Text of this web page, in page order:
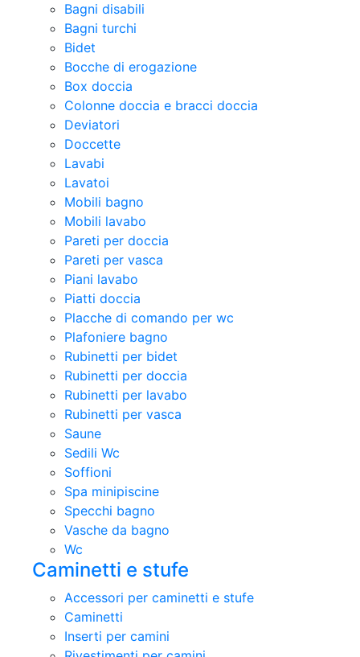
Bagni disabili
Bagni turchi
Bidet
Bocche di erogazione
Box doccia
Colonne doccia e bracci doccia
Deviatori
Doccette
Lavabi
Lavatoi
Mobili bagno
Mobili lavabo
Pareti per doccia
Pareti per vasca
Piani lavabo
Piatti doccia
Placche di comando per wc
Plafoniere bagno
Rubinetti per bidet
Rubinetti per doccia
Rubinetti per lavabo
Rubinetti per vasca
Saune
Sedili Wc
Soffioni
Spa minipiscine
Specchi bagno
Vasche da bagno
Wc
Caminetti e stufe
Accessori per caminetti e stufe
Caminetti
Inserti per camini